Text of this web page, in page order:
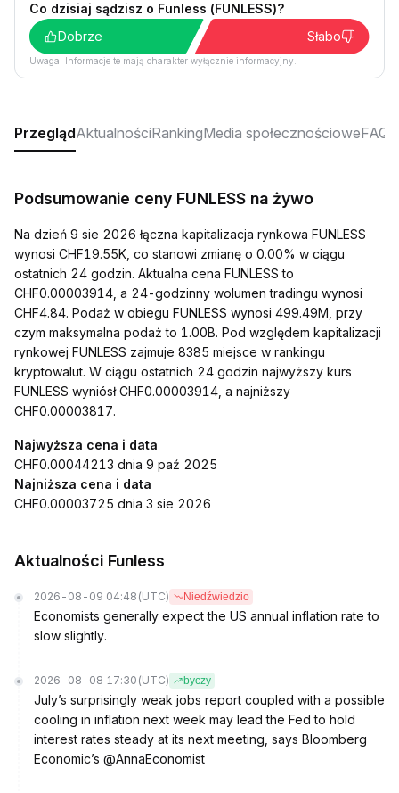
Co dzisiaj sądzisz o Funless (FUNLESS)?
Dobrze
Słabo
Uwaga: Informacje te mają charakter wyłącznie informacyjny.
PrzeglądAktualnościRankingMedia społecznościoweFAQ
Podsumowanie ceny FUNLESS na żywo
Na dzień 9 sie 2026 łączna kapitalizacja rynkowa FUNLESS
wynosi CHF19.55K, co stanowi zmianę o 0.00% w ciągu
ostatnich 24 godzin. Aktualna cena FUNLESS to
CHF0.00003914, a 24-godzinny wolumen tradingu wynosi
CHF4.84. Podaż w obiegu FUNLESS wynosi 499.49M, przy
czym maksymalna podaż to 1.00B. Pod względem kapitalizacji
rynkowej FUNLESS zajmuje 8385 miejsce w rankingu
kryptowalut. W ciągu ostatnich 24 godzin najwyższy kurs
FUNLESS wyniósł CHF0.00003914, a najniższy
CHF0.00003817.
Najwyższa cena i data
CHF0.00044213 dnia 9 paź 2025
Najniższa cena i data
CHF0.00003725 dnia 3 sie 2026
Aktualności Funless
2026-08-09 04:48 (UTC) Niedźwiedzio
Economists generally expect the US annual inflation rate to
slow slightly.
2026-08-08 17:30 (UTC) byczy
July’s surprisingly weak jobs report coupled with a possible
cooling in inflation next week may lead the Fed to hold
interest rates steady at its next meeting, says Bloomberg
Economic’s @AnnaEconomist